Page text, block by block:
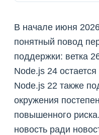
В начале июня
понятный повод
поддержки: ветка
Node.js 24
Node.js 22 также
окружения
повышенного
новость ради